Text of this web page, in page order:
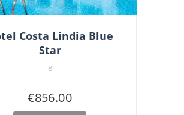
Costa Lindia Blue
Star
8
€856.00